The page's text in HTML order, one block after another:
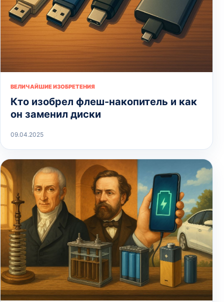
ВЕЛИЧАЙШИЕ ИЗОБРЕТЕНИЯ
Кто изобрел флеш-накопитель и как
он заменил диски
09.04.2025